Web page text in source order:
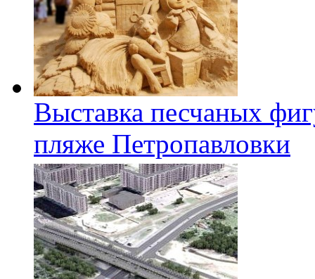
Выставка песчаных
пляже Петропавловки